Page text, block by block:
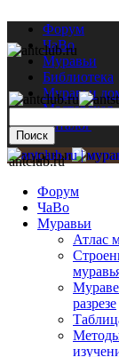
Форум
ЧаВо
Муравьи
Библиотека
Муравьи
Мастерская
Каталог
antclub.ru
Форум
ЧаВо
Муравьи
Атлас
разрезе